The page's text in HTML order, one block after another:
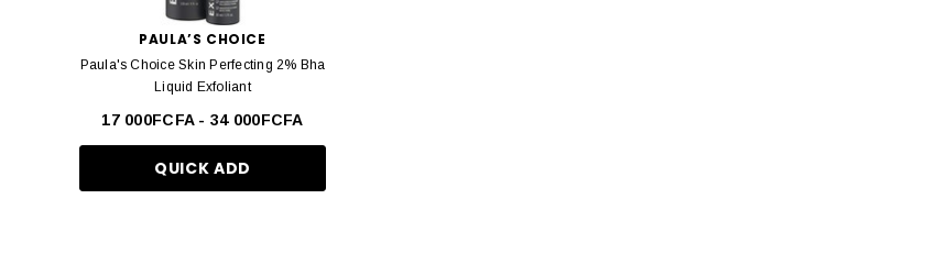
The Inkey List
KAYALI
Byoma
PAULA’S CHOICE
Paula's Choice Skin Perfecting 2% Bha
Liquid Exfoliant
17 000FCFA - 34 000FCFA
QUICK ADD